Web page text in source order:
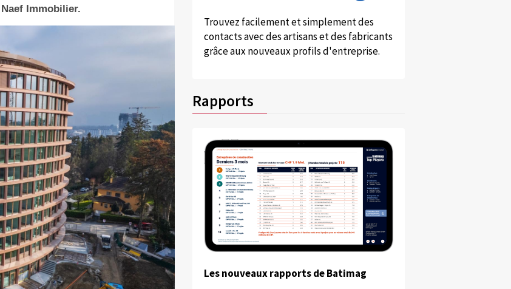
Immobilier.
Trouvez facilement et simplement des
contacts avec des artisans et des fabricants
grâce aux nouveaux profils d'entreprise.
Rapports
Les nouveaux rapports de Batimag